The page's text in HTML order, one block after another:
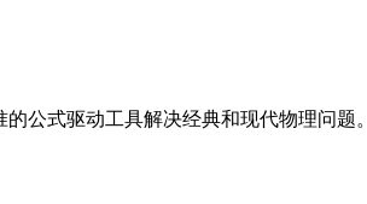
公式驱动工具解决经典和现代物理问题。